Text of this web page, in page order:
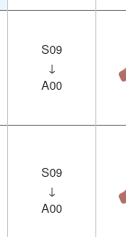
S09
↓
A00
S09
↓
A00
S09
↓
A00
S09
↓
A00